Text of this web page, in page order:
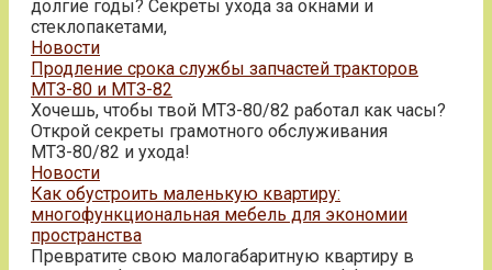
долгие годы? Секреты ухода за окнами и
стеклопакетами,
Новости
Продление срока службы запчастей тракторов
МТЗ-80 и МТЗ-82
Хочешь, чтобы твой МТЗ-80/82 работал как часы?
Открой секреты грамотного обслуживания
МТЗ-80/82 и ухода!
Новости
Как обустроить маленькую квартиру:
многофункциональная мебель для экономии
пространства
Превратите свою малогабаритную квартиру в